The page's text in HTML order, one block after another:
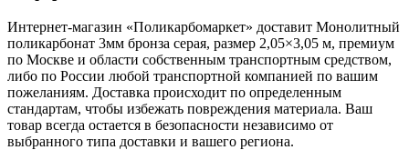
Интернет-магазин «Поликарбомаркет» доставит Монолитный
поликарбонат 3мм бронза серая, размер 2,05×3,05 м, премиум
по Москве и области собственным транспортным средством,
либо по России любой транспортной компанией по вашим
пожеланиям. Доставка происходит по определенным
стандартам, чтобы избежать повреждения материала. Ваш
товар всегда остается в безопасности независимо от
выбранного типа доставки и вашего региона.